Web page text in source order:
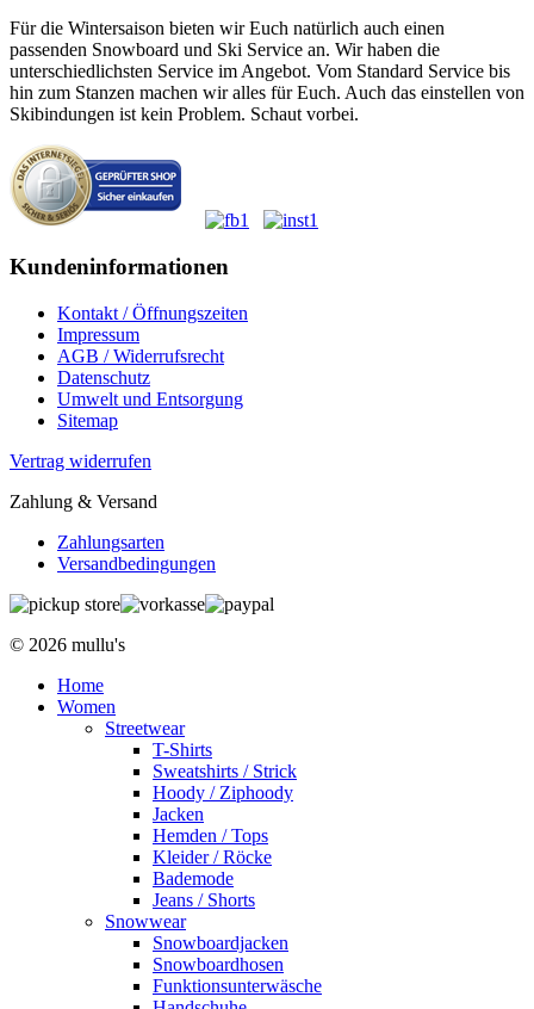
Für die Wintersaison bieten wir Euch natürlich auch einen
passenden Snowboard und Ski Service an. Wir haben die
unterschiedlichsten Service im Angebot. Vom Standard Service bis
hin zum Stanzen machen wir alles für Euch. Auch das einstellen von
Skibindungen ist kein Problem. Schaut vorbei.
Kundeninformationen
Kontakt / Öffnungszeiten
Impressum
AGB / Widerrufsrecht
Datenschutz
Umwelt und Entsorgung
Sitemap
Vertrag widerrufen
Zahlung & Versand
Zahlungsarten
Versandbedingungen
© 2026 mullu's
Home
Women
Streetwear
T-Shirts
Sweatshirts / Strick
Hoody / Ziphoody
Jacken
Hemden / Tops
Kleider / Röcke
Bademode
Jeans / Shorts
Snowwear
Snowboardjacken
Snowboardhosen
Funktionsunterwäsche